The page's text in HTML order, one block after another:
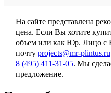
На сайте представлена
цена. Если Вы хотите
объем или как Юр. Лицо с
почту projects@mr-plintus.ru
8 (495) 411-31-05. Мы
предложение.